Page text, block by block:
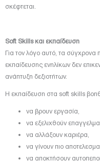
σκέφτεται.
Soft Skills και εκπαίδευση
Για τον λόγο αυτό, τα σύγχρονα
εκπαίδευσης ενηλίκων δεν
ανάπτυξη δεξιοτήτων.
Η εκπαίδευση στα soft skills
να βρουν εργασία,
να εξελιχθούν
να αλλάξουν καριέρα,
να γίνουν πιο
να αποκτήσουν